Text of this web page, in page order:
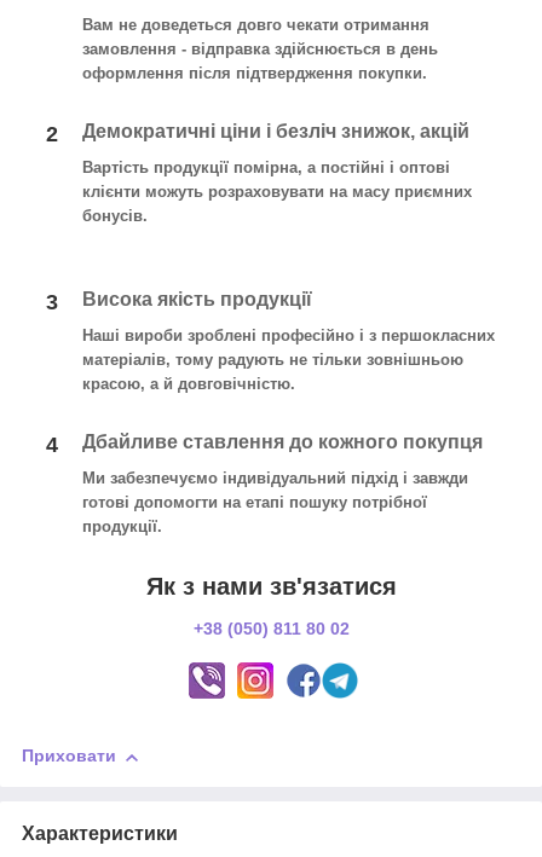
Вам не доведеться довго чекати отримання
замовлення - відправка здійснюється в день
оформлення після підтвердження покупки.
2 Демократичні ціни і безліч знижок, акцій
Вартість продукції помірна, а постійні і оптові
клієнти можуть розраховувати на масу приємних
бонусів.
3 Висока якість продукції
Наші вироби зроблені професійно і з першокласних
матеріалів, тому радують не тільки зовнішньою
красою, а й довговічністю.
4 Дбайливе ставлення до кожного покупця
Ми забезпечуємо індивідуальний підхід і завжди
готові допомогти на етапі пошуку потрібної
продукції.
Як з нами зв'язатися
+38 (050) 811 80 02
Приховати
Характеристики